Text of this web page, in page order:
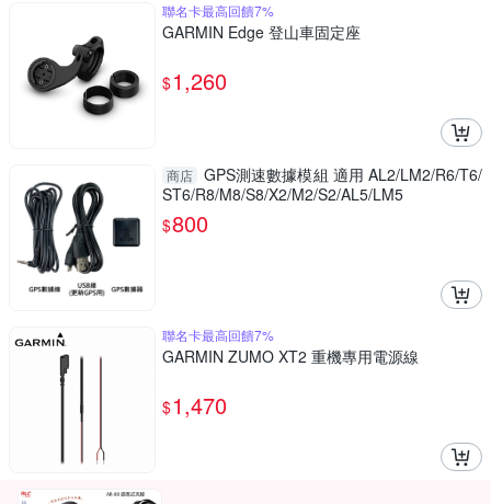
聯名卡最高回饋7%
GARMIN Edge 登山車固定座
$1,260
商店 GPS測速數據模組 適用 AL2/LM2/R6/T6/
ST6/R8/M8/S8/X2/M2/S2/AL5/LM5
$800
聯名卡最高回饋7%
GARMIN ZUMO XT2 重機專用電源線
$1,470